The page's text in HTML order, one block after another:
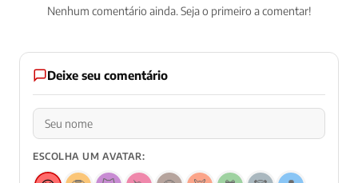
Nenhum comentário ainda. Seja o primeiro a comentar!
Deixe seu comentário
ESCOLHA UM AVATAR: